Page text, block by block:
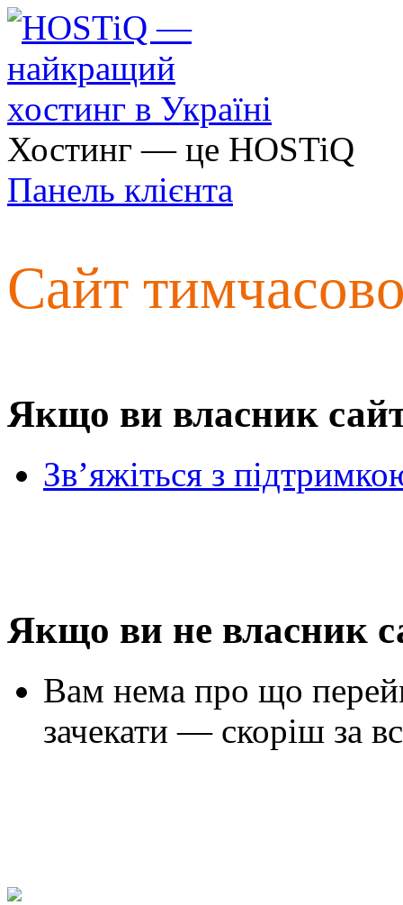
Хостинг — це HOSTiQ
Панель клієнта
Сайт
Якщо ви власник
Зв’яжіться з
Якщо ви не власник
Вам нема про що
зачекати — скоріш за